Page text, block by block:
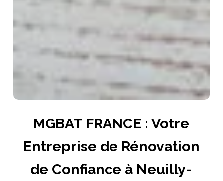
MGBAT FRANCE : Votre
Entreprise de Rénovation
de Confiance à Neuilly-